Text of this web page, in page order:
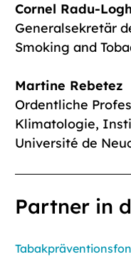
Cornel Radu-
Generalsekretär
Smoking and
Martine Rebetez
Ordentliche
Klimatologie,
Université de
Partner in